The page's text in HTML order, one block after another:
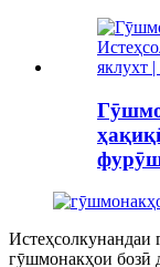
гӯшмонакҳои бозӣ